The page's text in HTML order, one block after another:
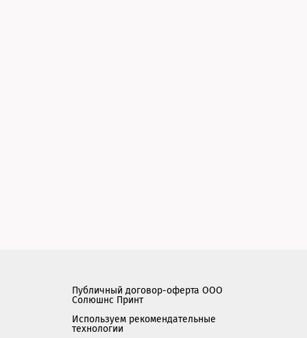
Публичный договор-оферта ООО
Солюшнс Принт
Используем рекомендательные
технологии